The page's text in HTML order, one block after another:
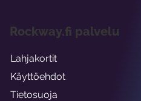
Rockway.fi palvelu
Lahjakortit
Käyttöehdot
Tietosuoja